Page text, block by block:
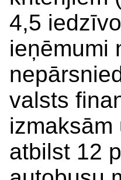
4,5
ieņēmumi
valsts
atbilst 12